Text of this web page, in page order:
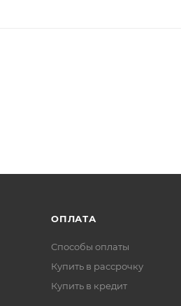
ОПЛАТА
Способы оплаты
Купить в рассрочку
Купить в кредит